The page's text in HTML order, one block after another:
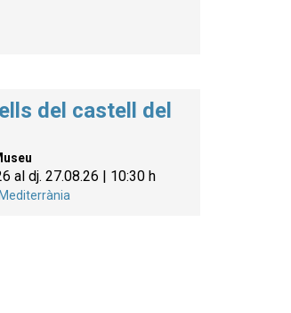
del castell del
al dj. 27.08.26 10:30 h